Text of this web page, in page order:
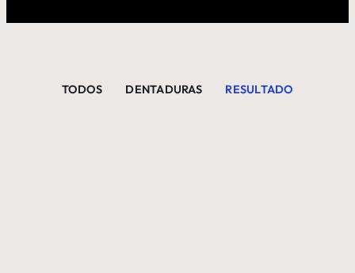
TODOS DENTADURAS RESULTADO